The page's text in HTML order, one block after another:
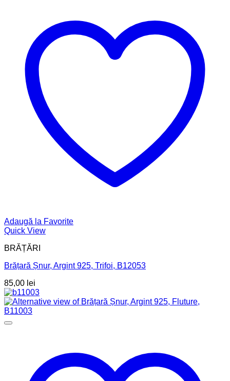
Adaugă la Favorite
Quick View
BRĂȚĂRI
Brățară Șnur, Argint 925, Trifoi, B12053
85,00 lei